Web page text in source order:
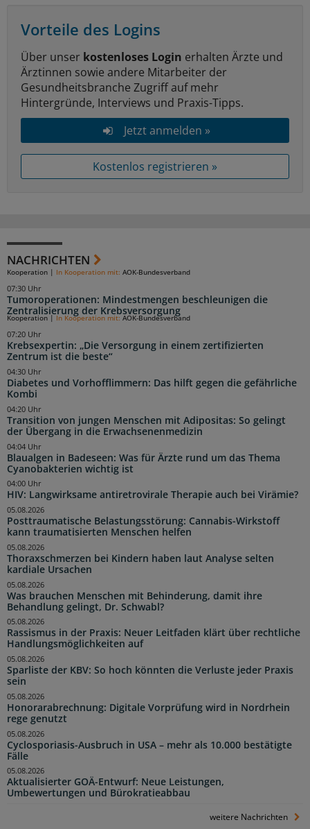
Vorteile des Logins
Über unser kostenloses Login erhalten Ärzte und
Ärztinnen sowie andere Mitarbeiter der
Gesundheitsbranche Zugriff auf mehr
Hintergründe, Interviews und Praxis-Tipps.
Jetzt anmelden »
Kostenlos registrieren »
NACHRICHTEN
Tumoroperationen: Mindestmengen beschleunigen die
Zentralisierung der Krebsversorgung
Kooperation | In Kooperation mit: AOK-Bundesverband
07:30 Uhr
Krebsexpertin: „Die Versorgung in einem zertifizierten
Zentrum ist die beste“
Kooperation In Kooperation mit: AOK-Bundesverband
07:20 Uhr
Diabetes und Vorhofflimmern: Das hilft gegen die gefährliche
Kombi
04:30 Uhr
Transition von jungen Menschen mit Adipositas: So gelingt
der Übergang in die Erwachsenenmedizin
04:20 Uhr
Blaualgen in Badeseen: Was für Ärzte rund um das Thema
Cyanobakterien wichtig ist
04:04 Uhr
HIV: Langwirksame antiretrovirale Therapie auch bei Virämie?
04:00 Uhr
Posttraumatische Belastungsstörung: Cannabis-Wirkstoff
kann traumatisierten Menschen helfen
05.08.2026
Thoraxschmerzen bei Kindern haben laut Analyse selten
kardiale Ursachen
05.08.2026
Was brauchen Menschen mit Behinderung, damit ihre
Behandlung gelingt, Dr. Schwabl?
05.08.2026
Rassismus in der Praxis: Neuer Leitfaden klärt über rechtliche
Handlungsmöglichkeiten auf
05.08.2026
Sparliste der KBV: So hoch könnten die Verluste jeder Praxis
sein
05.08.2026
Honorarabrechnung: Digitale Vorprüfung wird in Nordrhein
rege genutzt
05.08.2026
Cyclosporiasis-Ausbruch in USA – mehr als 10.000 bestätigte
Fälle
05.08.2026
Aktualisierter GOÄ-Entwurf: Neue Leistungen,
Umbewertungen und Bürokratieabbau
05.08.2026
weitere Nachrichten